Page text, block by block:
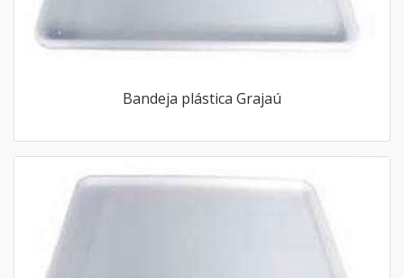
Bandeja plástica Grajaú